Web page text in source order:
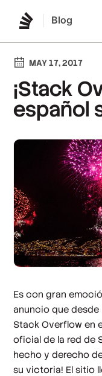
Blog
MAY 17, 2017
¡Stack
español
Es con gran
anuncio que desde
Stack Overflow en
oficial de la red de
hecho y derecho
su victoria! El sitio